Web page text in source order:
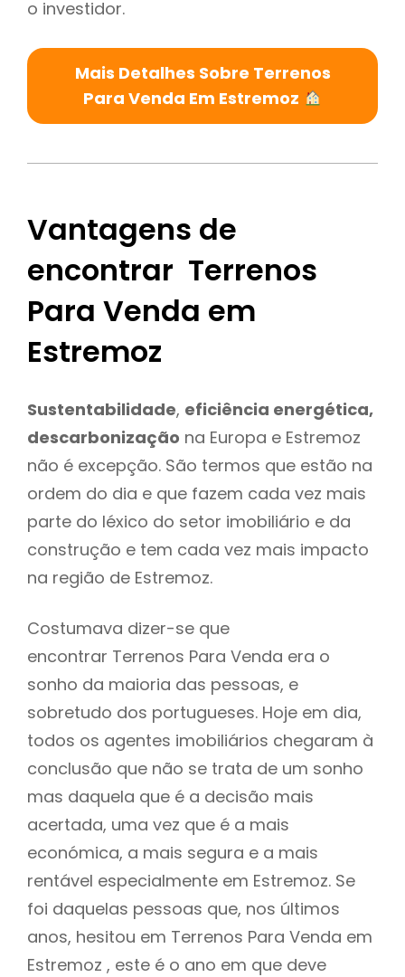
o investidor.
Mais Detalhes Sobre Terrenos
Para Venda Em Estremoz
Vantagens de
encontrar Terrenos
Para Venda em
Estremoz
Sustentabilidade, eficiência energética,
descarbonização na Europa e Estremoz
não é excepção. São termos que estão na
ordem do dia e que fazem cada vez mais
parte do léxico do setor imobiliário e da
construção e tem cada vez mais impacto
na região de Estremoz.
Costumava dizer-se que
encontrar Terrenos Para Venda era o
sonho da maioria das pessoas, e
sobretudo dos portugueses. Hoje em dia,
todos os agentes imobiliários chegaram à
conclusão que não se trata de um sonho
mas daquela que é a decisão mais
acertada, uma vez que é a mais
económica, a mais segura e a mais
rentável especialmente em Estremoz. Se
foi daquelas pessoas que, nos últimos
anos, hesitou em Terrenos Para Venda em
Estremoz , este é o ano em que deve